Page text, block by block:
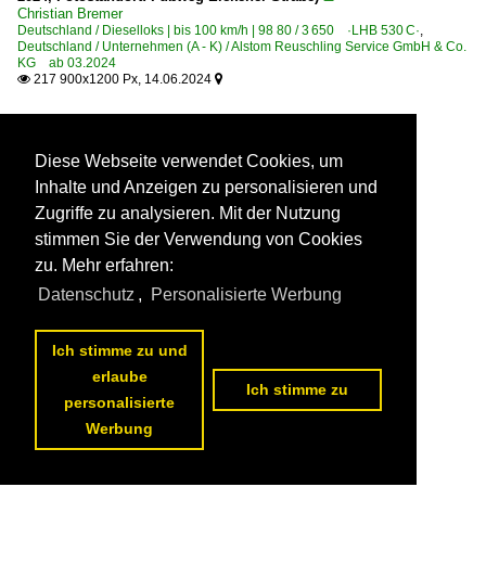
Christian Bremer
Deutschland / Dieselloks | bis 100 km/h | 98 80 / 3 650 ·LHB 530 C·,
Deutschland / Unternehmen (A - K) / Alstom Reuschling Service GmbH & Co.
KG ab 03.2024
 217 900x1200 Px, 14.06.2024 
Diese Webseite verwendet Cookies, um
Inhalte und Anzeigen zu personalisieren und
Zugriffe zu analysieren. Mit der Nutzung
stimmen Sie der Verwendung von Cookies
zu. Mehr erfahren:
Datenschutz , Personalisierte Werbung
Ich stimme zu und
erlaube
personalisierte
Werbung
Ich stimme zu